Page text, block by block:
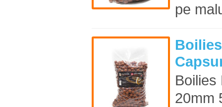
pe
Boilies
20mm